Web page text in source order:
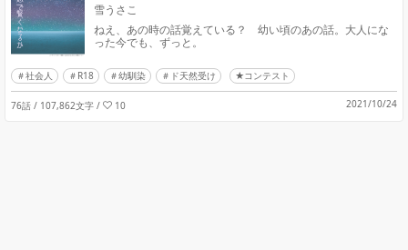
雪うさこ
ねえ、あの時の話覚えている？ 幼い頃のあの話。大人にな
った今でも、ずっと。
社会人 R18 幼馴染 ド天然受け ★コンテスト
76話 / 107,862文字 / 10 2021/10/24